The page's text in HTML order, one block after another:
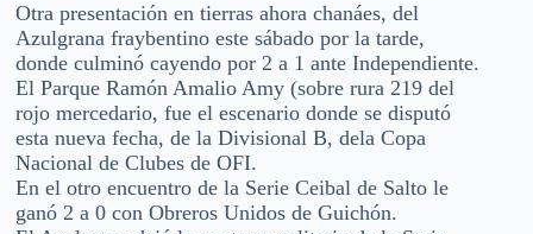
Otra presentación en tierras ahora chanáes, del
Azulgrana fraybentino este sábado por la tarde,
donde culminó cayendo por 2 a 1 ante Independiente.
El Parque Ramón Amalio Amy (sobre rura 219 del
rojo mercedario, fue el escenario donde se disputó
esta nueva fecha, de la Divisional B, dela Copa
Nacional de Clubes de OFI.
En el otro encuentro de la Serie Ceibal de Salto le
ganó 2 a 0 con Obreros Unidos de Guichón.